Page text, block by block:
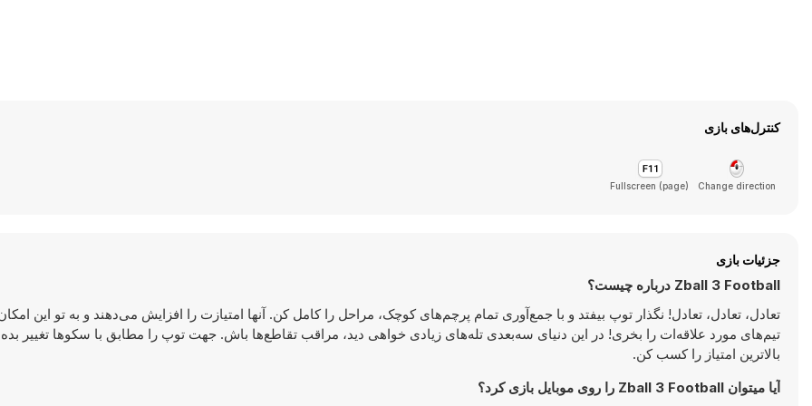
کنترل‌های بازی
Change direction
Fullscreen (page)
جزئیات بازی
Zball 3 Football درباره چیست؟
تعادل، تعادل، تعادل! نگذار توپ بیفتد و با جمع‌آوری تمام پرچم‌های کوچک، مراحل را کامل کن. آنها امتیازت را افزایش می‌دهند و به تو این
تیم‌های مورد علاقه‌ات را بخری! در این دنیای سه‌بعدی تله‌های زیادی خواهی دید، مراقب تقاطع‌ها باش. جهت توپ را مطابق با سکوها تغییر
بالاترین امتیاز را کسب کن.
آیا میتوان Zball 3 Football را روی موبایل بازی کرد؟